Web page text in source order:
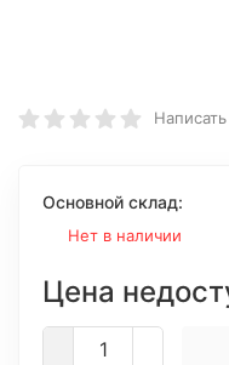
Основной склад:
Нет в наличии
Цена